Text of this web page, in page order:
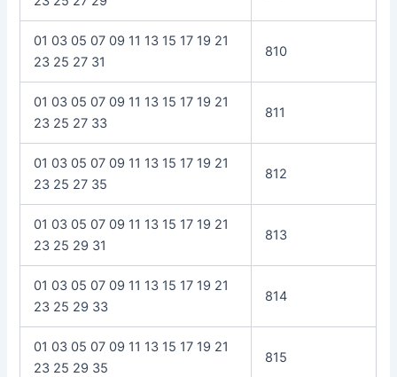
01 03 05 07 09 11 13 15 17 19 21
23 25 27 31
810
01 03 05 07 09 11 13 15 17 19 21
23 25 27 33
811
01 03 05 07 09 11 13 15 17 19 21
23 25 27 35
812
01 03 05 07 09 11 13 15 17 19 21
23 25 29 31
813
01 03 05 07 09 11 13 15 17 19 21
23 25 29 33
814
01 03 05 07 09 11 13 15 17 19 21
23 25 29 35
815